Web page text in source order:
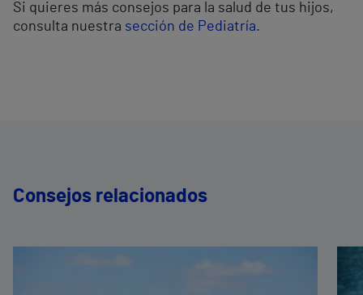
Si quieres más consejos para la salud de tus hijos,
consulta nuestra sección de Pediatría.
Consejos relacionados